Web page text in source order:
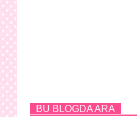
BU BLOGDA ARA